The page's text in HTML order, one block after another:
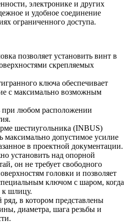
электронике и других
и удобное соединение
ограниченного доступа.
позволяет установить винт в
скрепляемых
ключа обеспечивает
с максимально возможным
при любом расположении
шестиугольника (INBUS)
максимально допустимое усилие
в проектной документации.
установить над опорной
он не требует свободного
головки и позволяет
ключом с шаром, когда
к шлицу.
в котором представлены
диаметра, шага резьбы и